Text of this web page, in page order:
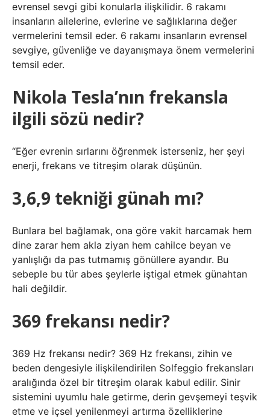
evrensel sevgi gibi konularla ilişkilidir. 6 rakamı
insanların ailelerine, evlerine ve sağlıklarına değer
vermelerini temsil eder. 6 rakamı insanların evrensel
sevgiye, güvenliğe ve dayanışmaya önem vermelerini
temsil eder.
Nikola Tesla’nın frekansla
ilgili sözü nedir?
“Eğer evrenin sırlarını öğrenmek isterseniz, her şeyi
enerji, frekans ve titreşim olarak düşünün.
3,6,9 tekniği günah mı?
Bunlara bel bağlamak, ona göre vakit harcamak hem
dine zarar hem akla ziyan hem cahilce beyan ve
yanlışlığı da pas tutmamış gönüllere ayandır. Bu
sebeple bu tür abes şeylerle iştigal etmek günahtan
hali değildir.
369 frekansı nedir?
369 Hz frekansı nedir? 369 Hz frekansı, zihin ve
beden dengesiyle ilişkilendirilen Solfeggio frekansları
aralığında özel bir titreşim olarak kabul edilir. Sinir
sistemini uyumlu hale getirme, derin gevşemeyi teşvik
etme ve içsel yenilenmeyi artırma özelliklerine